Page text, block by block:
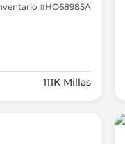
#HO68985A
111K Millas